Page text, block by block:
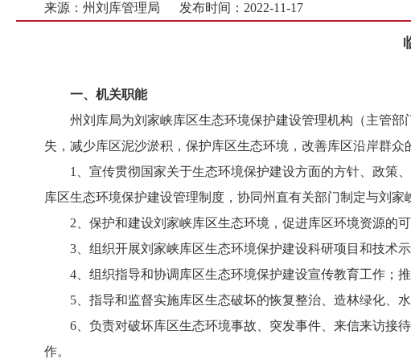
来源：州刘库管理局 发布时间：2022-11-17
一、机关职能
州刘库局为刘家峡库区生态环境保护建设管理机构（主管部
失，减少库区泥沙淤积，保护库区生态环境，改善库区沿岸群众
1、宣传贯彻国家关于生态环境保护建设方面的方针、政策、
库区生态环境保护建设管理制度，协同州直有关部门制定与刘
2、保护和建设刘家峡库区生态环境，促进库区环境资源的可
3、组织开展刘家峡库区生态环境保护建设科研项目和技术示
4、组织指导和协调库区生态环境保护建设宣传教育工作；推
5、指导和监督实施库区生态破坏的恢复整治、造林绿化、水
6、负责对破坏库区生态环境事故、突发事件、来信来访接待
作。